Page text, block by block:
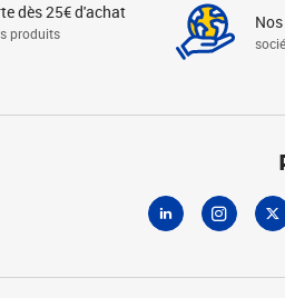
dès 25€ d'achat
produits